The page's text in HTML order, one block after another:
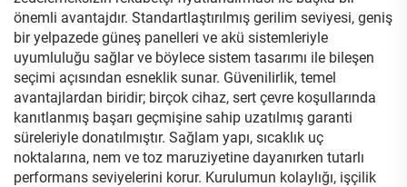
önemli avantajdır. Standartlaştırılmış gerilim seviyesi, geniş
bir yelpazede güneş panelleri ve akü sistemleriyle
uyumluluğu sağlar ve böylece sistem tasarımı ile bileşen
seçimi açısından esneklik sunar. Güvenilirlik, temel
avantajlardan biridir; birçok cihaz, sert çevre koşullarında
kanıtlanmış başarı geçmişine sahip uzatılmış garanti
süreleriyle donatılmıştır. Sağlam yapı, sıcaklık uç
noktalarına, nem ve toz maruziyetine dayanırken tutarlı
performans seviyelerini korur. Kurulumun kolaylığı, işçilik